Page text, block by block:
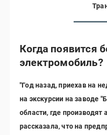
Когда появится
электромобиль?
"Год назад, приехав на
на экскурсии на заводе
области, где
рассказала, что на